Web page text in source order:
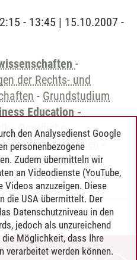
- 13:45 | 15.10.2007 -
-
der Rechts- und
- Grundstudium
Education -
- Berufliche
den Analysedienst Google
personenbezogene
Zudem übermitteln wir
an Videodienste (YouTube,
Videos anzuzeigen. Diese
die USA übermittelt. Der
Datenschutzniveau in den
jedoch als unzureichend
Möglichkeit, dass Ihre
verarbeitet werden können.